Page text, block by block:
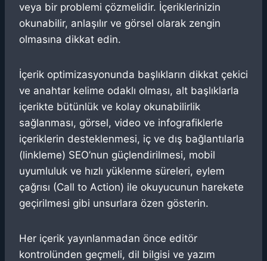
veya bir problemi çözmelidir. İçeriklerinizin
okunabilir, anlaşılır ve görsel olarak zengin
olmasına dikkat edin.
İçerik optimizasyonunda başlıkların dikkat çekici
ve anahtar kelime odaklı olması, alt başlıklarla
içerikte bütünlük ve kolay okunabilirlik
sağlanması, görsel, video ve infografiklerle
içeriklerin desteklenmesi, iç ve dış bağlantılarla
(linkleme) SEO’nun güçlendirilmesi, mobil
uyumluluk ve hızlı yüklenme süreleri, eylem
çağrısı (Call to Action) ile okuyucunun harekete
geçirilmesi gibi unsurlara özen gösterin.
Her içerik yayınlanmadan önce editör
kontrolünden geçmeli, dil bilgisi ve yazım